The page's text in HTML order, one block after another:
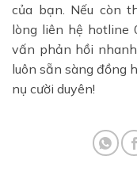
của bạn. Nếu còn
lòng liên hệ hotline
vấn phản hồi
luôn sẵn sàng đồng
nụ cười duyên!